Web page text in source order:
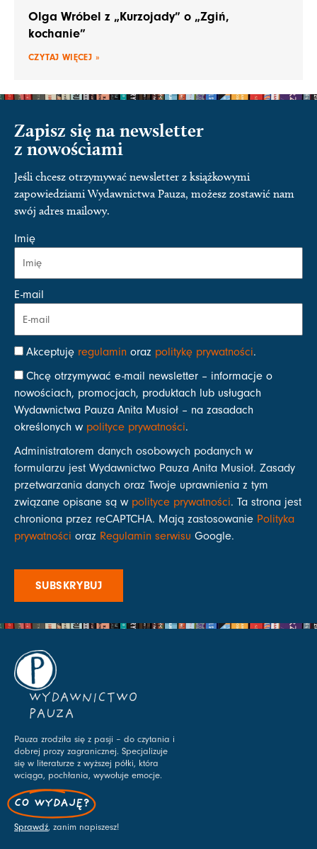
Olga Wróbel z „Kurzojady” o „Zgiń,
kochanie”
CZYTAJ WIĘCEJ »
Zapisz się na newsletter
z nowościami
Jeśli chcesz otrzymywać newsletter z książkowymi
zapowiedziami Wydawnictwa Pauza, możesz zostawić nam
swój adres mailowy.
Imię
E-mail
Akceptuję regulamin oraz politykę prywatności.
Chcę otrzymywać e-mail newsletter – informacje o
nowościach, promocjach, produktach lub usługach
Wydawnictwa Pauza Anita Musioł – na zasadach
określonych w polityce prywatności.
Administratorem danych osobowych podanych w
formularzu jest Wydawnictwo Pauza Anita Musioł. Zasady
przetwarzania danych oraz Twoje uprawnienia z tym
związane opisane są w polityce prywatności. Ta strona jest
chroniona przez reCAPTCHA. Mają zastosowanie Polityka
prywatności oraz Regulamin serwisu Google.
SUBSKRYBUJ
WYDAWNICTWO
PAUZA
Pauza zrodziła się z pasji – do czytania i
dobrej prozy zagranicznej. Specjalizuje
się w literaturze z wyższej półki, która
wciąga, pochłania, wywołuje emocje.
CO WYDAJĘ?
Sprawdź, zanim napiszesz!